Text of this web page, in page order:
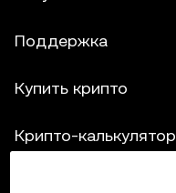
Поддержка
Купить крипто
Крипто-калькулятор